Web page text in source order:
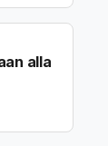
alla